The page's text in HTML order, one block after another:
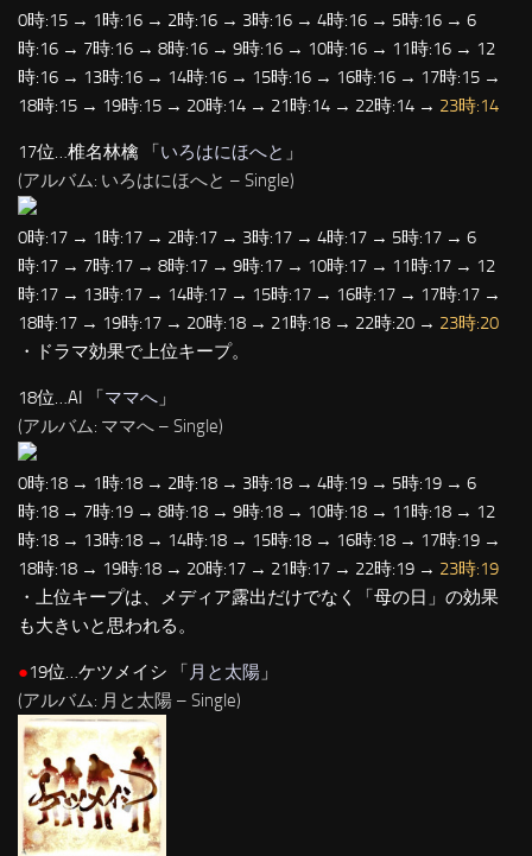
0時:15 → 1時:16 → 2時:16 → 3時:16 → 4時:16 → 5時:16 → 6
時:16 → 7時:16 → 8時:16 → 9時:16 → 10時:16 → 11時:16 → 12
時:16 → 13時:16 → 14時:16 → 15時:16 → 16時:16 → 17時:15 →
18時:15 → 19時:15 → 20時:14 → 21時:14 → 22時:14 → 23時:14
17位…椎名林檎 「いろはにほへと 」
(アルバム: いろはにほへと – Single)
0時:17 → 1時:17 → 2時:17 → 3時:17 → 4時:17 → 5時:17 → 6
時:17 → 7時:17 → 8時:17 → 9時:17 → 10時:17 → 11時:17 → 12
時:17 → 13時:17 → 14時:17 → 15時:17 → 16時:17 → 17時:17 →
18時:17 → 19時:17 → 20時:18 → 21時:18 → 22時:20 → 23時:20
・ドラマ効果で上位キープ。
18位…AI 「ママへ 」
(アルバム: ママへ – Single)
0時:18 → 1時:18 → 2時:18 → 3時:18 → 4時:19 → 5時:19 → 6
時:18 → 7時:19 → 8時:18 → 9時:18 → 10時:18 → 11時:18 → 12
時:18 → 13時:18 → 14時:18 → 15時:18 → 16時:18 → 17時:19 →
18時:18 → 19時:18 → 20時:17 → 21時:17 → 22時:19 → 23時:19
・上位キープは、メディア露出だけでなく「母の日」の効果
も大きいと思われる。
●19位…ケツメイシ 「月と太陽 」
(アルバム: 月と太陽 – Single)